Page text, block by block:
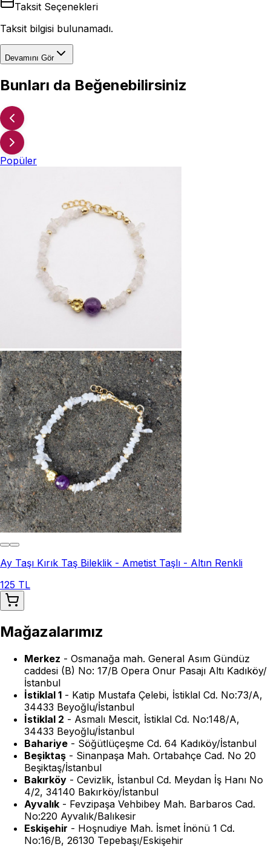
Taksit Seçenekleri
Taksit bilgisi bulunamadı.
Devamını Gör
Bunları da Beğenebilirsiniz
Popüler
Ay Taşı Kırık Taş Bileklik - Ametist Taşlı - Altın Renkli
125 TL
Mağazalarımız
Merkez - Osmanağa mah. General Asım Gündüz
caddesi (B) No: 17/B Opera Onur Pasajı Altı Kadıköy/
İstanbul
İstiklal 1 - Katip Mustafa Çelebi, İstiklal Cd. No:73/A,
34433 Beyoğlu/İstanbul
İstiklal 2 - Asmalı Mescit, İstiklal Cd. No:148/A,
34433 Beyoğlu/İstanbul
Bahariye - Söğütlüçeşme Cd. 64 Kadıköy/İstanbul
Beşiktaş - Sinanpaşa Mah. Ortabahçe Cad. No 20
Beşiktaş/İstanbul
Bakırköy - Cevizlik, İstanbul Cd. Meydan İş Hanı No
4/2, 34140 Bakırköy/İstanbul
Ayvalık - Fevzipaşa Vehbibey Mah. Barbaros Cad.
No:220 Ayvalık/Balıkesir
Eskişehir - Hoşnudiye Mah. İsmet İnönü 1 Cd.
No:16/B, 26130 Tepebaşı/Eskişehir